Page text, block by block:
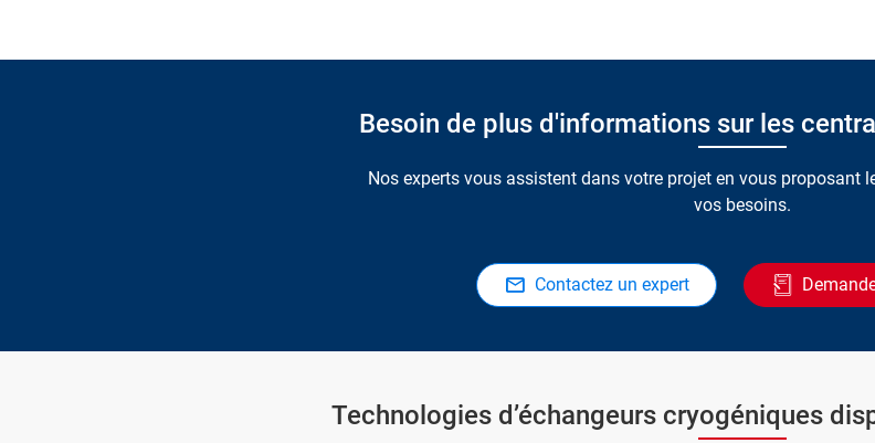
Besoin de plus d'informations sur les
Nos experts vous assistent dans votre projet en vous proposant
vos besoins.
Contactez un expert
Technologies d’échangeurs cryogéniques